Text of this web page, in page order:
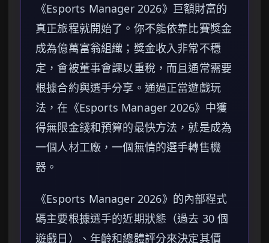
《Esports Manager 2026》巨額財富的
真正旅程就開始了。你不能依靠比賽獎金
成為億萬富翁組織；獎金收入非常不穩
定，會被董事會課以重稅，而且通常需要
根據合約與選手分享。通過正當遊戲玩
法，在《Esports Manager 2026》中獲
得無限金錢和預算的最快方法，就是成為
一個人材工廠，一個無情的選手轉售機
器。
《Esports Manager 2026》的內部程式
碼主要根據選手的近期狀態（過去 30 個
遊戲日）、年齡和總體評分來決定其價